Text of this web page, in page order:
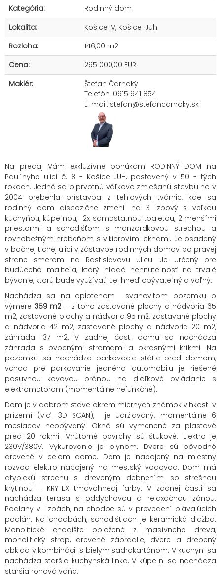
Kategória:
Rodinný dom
Lokalita:
Košice IV, Košice-Juh
Rozloha:
146,00 m2
Cena:
295 000,00 EUR
Maklér:
Štefan Čarnoký
Telefón: 0915 941 854
E-mail: stefan@stefancarnoky.sk
Na predaj Vám exkluzívne ponúkam RODINNÝ DOM na
Paulínyho ulici č. 8 - Košice JUH, postavený v 50 - tých
rokoch. Jedná sa o prvotnú váľkovo zmiešanú stavbu no v
2004 prebehla prístavba z tehlových tvárnic, kde sa
rodinný dom dispozične zmenil na 3 izbový s veľkou
kuchyňou, kúpeľnou, 2x samostatnou toaletou, 2 menšími
priestormi a schodišťom s manzardkovou strechou a
rovnobežným hrebeňom s vikierovími oknami. Je osadený
v bočnej tichej ulici v zástavbe rodinných domov po pravej
strane smerom na Rastislavovu ulicu. Je určený pre
budúceho majiteľa, ktorý hľadá nehnuteľnosť na trvalé
bývanie, ktorú bude využívať Je ihneď obývateľný a voľný.
Nachádza sa na oplotenom svahovitom pozemku o
výmere 359m2 – z toho zastavané plochy a nádvoria 65
m2, zastavané plochy a nádvoria 95 m2, zastavané plochy
a nádvoria 42 m2, zastavané plochy a nádvoria 20 m2,
záhrada 137 m2. V zadnej časti domu sa nachádza
záhrada s ovocnými stromami a okrasnými kríkmi. Na
pozemku sa nachádza parkovacie státie pred domom,
vchod pre parkovanie jedného automobilu je riešené
posuvnou kovovou bránou na diaľkové ovládanie s
elektromotorom (momentálne nefunkčné).
Dom je v dobrom stave okrem miernych známok vlhkosti v
prízemí (viď. 3D SCAN), je udržiavaný, momentálne 6
mesiacov neobývaný. Okná sú vymenené za plastové
pred 20 rokmi. Vnútorné povrchy sú štukové. Elektro je
230V/380V. Vykurovanie je plynom. Dvere sú pôvodné
drevené v celom dome. Dom je napojený na miestny
rozvod elektro napojený na mestský vodovod. Dom má
atypickú strechu s dreveným debnením so strešnou
krytinou – KRYTEX tmavohnedj farby. V zadnej časti sa
nachádza terasa s oddychovou a relaxačnou zónou.
Podlahy v izbách, na chodbe sú v prevedení plávajúcich
podláh. Na chodbách, schodištiach je keramická dlažba.
Monolitické chodište obložené z masívneho dreva,
monolitický strop, drevené zábradlie, dvere a drebený
obklad v kombinácii s bielym sadrokartónom. V kuchyni sa
nachádza staršia kuchynská linka. V kúpeľni sa nachádza
staršia rohová vaňa.